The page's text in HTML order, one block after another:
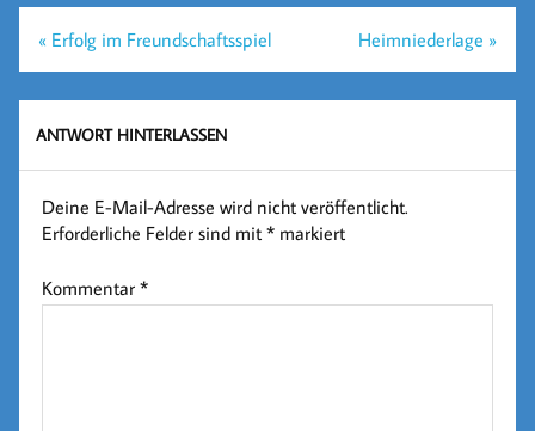
Beitragsnavigation
« Erfolg im Freundschaftsspiel Heimniederlage »
ANTWORT HINTERLASSEN
Deine E-Mail-Adresse wird nicht veröffentlicht.
Erforderliche Felder sind mit* markiert
Kommentar*